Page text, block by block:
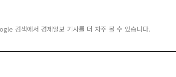
검색에서 경제일보 기사를 더 자주 볼 수 있습니다.